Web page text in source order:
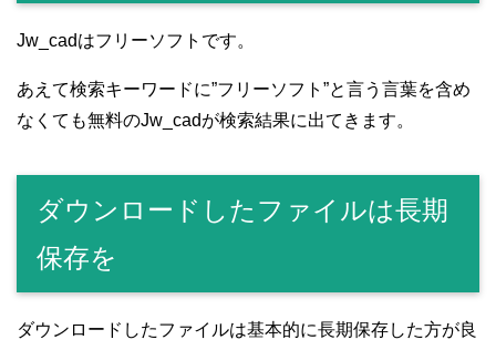
Jw_cadはフリーソフトです。
あえて検索キーワードに”フリーソフト”と言う言葉を含め
なくても無料のJw_cadが検索結果に出てきます。
ダウンロードしたファイルは長期
保存を
ダウンロードしたファイルは基本的に長期保存した方が良